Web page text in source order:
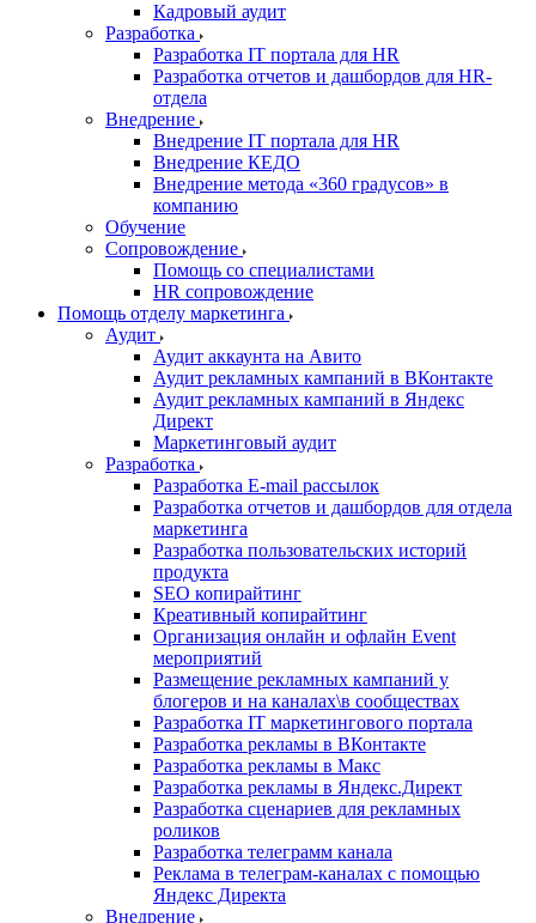
Кадровый аудит
Разработка
Разработка IT портала для HR
Разработка отчетов и дашбордов для HR-
отдела
Внедрение
Внедрение IT портала для HR
Внедрение КЕДО
Внедрение метода «360 градусов» в
компанию
Обучение
Сопровождение
Помощь со специалистами
HR сопровождение
Помощь отделу маркетинга
Аудит
Аудит аккаунта на Авито
Аудит рекламных кампаний в ВКонтакте
Аудит рекламных кампаний в Яндекс
Директ
Маркетинговый аудит
Разработка
Разработка E-mail рассылок
Разработка отчетов и дашбордов для отдела
маркетинга
Разработка пользовательских историй
продукта
SEO копирайтинг
Креативный копирайтинг
Организация онлайн и офлайн Event
мероприятий
Размещение рекламных кампаний у
блогеров и на каналах\в сообществах
Разработка IT маркетингового портала
Разработка рекламы в ВКонтакте
Разработка рекламы в Макс
Разработка рекламы в Яндекс.Директ
Разработка сценариев для рекламных
роликов
Разработка телеграмм канала
Реклама в телеграм-каналах с помощью
Яндекс Директа
Внедрение